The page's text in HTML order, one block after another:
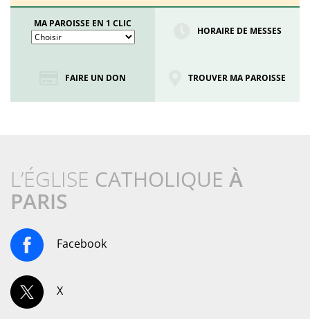
MA PAROISSE EN 1 CLIC
HORAIRE DE MESSES
FAIRE UN DON TROUVER MA PAROISSE
L’ÉGLISE CATHOLIQUE À
PARIS
Facebook
X